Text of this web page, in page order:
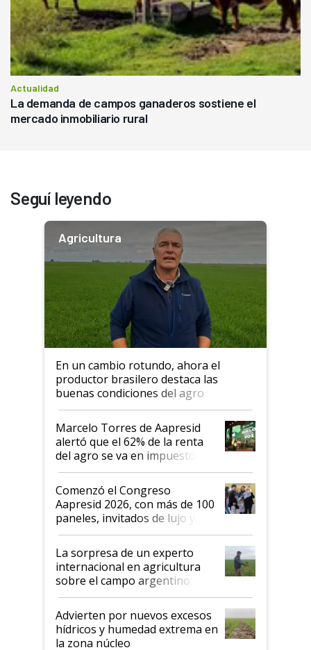
Actualidad
La demanda de campos ganaderos sostiene el
mercado inmobiliario rural
Seguí leyendo
Agricultura
En un cambio rotundo, ahora el
productor brasilero destaca las
buenas condiciones del agro
argentino para invertir: "Los veo
más motivados"
Marcelo Torres de Aapresid
alertó que el 62% de la renta
del agro se va en impuestos:
"No es bueno que en
Argentina se sigan discutiendo
las mismas cosas de hace 50
años"
Comenzó el Congreso
Aapresid 2026, con más de 100
paneles, invitados de lujo y
todas las tendencias
La sorpresa de un experto
internacional en agricultura
sobre el campo argentino:
"Estoy muy impresionado"
Advierten por nuevos excesos
hídricos y humedad extrema en
la zona núcleo